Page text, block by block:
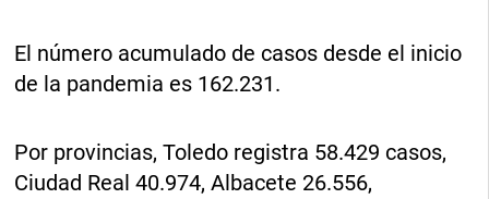
El número acumulado de casos desde el inicio
de la pandemia es 162.231.
Por provincias, Toledo registra 58.429 casos,
Ciudad Real 40.974, Albacete 26.556,